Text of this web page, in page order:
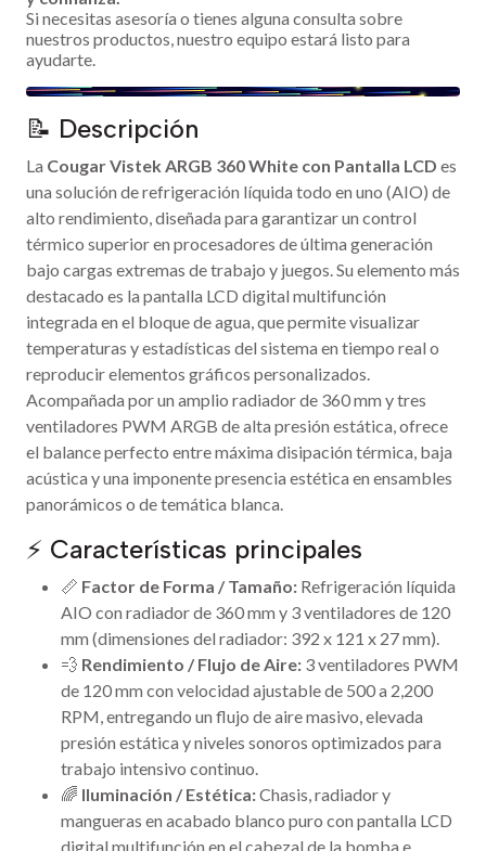
Si necesitas asesoría o tienes alguna consulta sobre
nuestros productos, nuestro equipo estará listo para
ayudarte.
📝 Descripción
La Cougar Vistek ARGB 360 White con Pantalla LCD es
una solución de refrigeración líquida todo en uno (AIO) de
alto rendimiento, diseñada para garantizar un control
térmico superior en procesadores de última generación
bajo cargas extremas de trabajo y juegos. Su elemento más
destacado es la pantalla LCD digital multifunción
integrada en el bloque de agua, que permite visualizar
temperaturas y estadísticas del sistema en tiempo real o
reproducir elementos gráficos personalizados.
Acompañada por un amplio radiador de 360 mm y tres
ventiladores PWM ARGB de alta presión estática, ofrece
el balance perfecto entre máxima disipación térmica, baja
acústica y una imponente presencia estética en ensambles
panorámicos o de temática blanca.
⚡ Características principales
📏 Factor de Forma / Tamaño: Refrigeración líquida
AIO con radiador de 360 mm y 3 ventiladores de 120
mm (dimensiones del radiador: 392 x 121 x 27 mm).
💨 Rendimiento / Flujo de Aire: 3 ventiladores PWM
de 120 mm con velocidad ajustable de 500 a 2,200
RPM, entregando un flujo de aire masivo, elevada
presión estática y niveles sonoros optimizados para
trabajo intensivo continuo.
🌈 Iluminación / Estética:Chasis, radiador y
mangueras en acabado blanco puro con pantalla LCD
digital multifunción en el cabezal de la bomba e